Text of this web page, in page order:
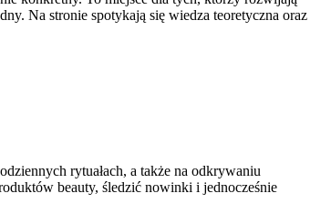
Na stronie spotykają się wiedza teoretyczna oraz
rytuałach, a także na odkrywaniu
beauty, śledzić nowinki i jednocześnie